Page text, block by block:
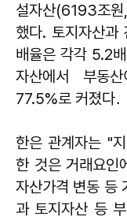
설자산(6193조
했다. 토지자산과
배율은 각각 5.2
자산에서 부동
77.5%로 커졌다．
한은 관계자는 "
한 것은 거래요인
자산가격 변동 등
과 토지자산 등